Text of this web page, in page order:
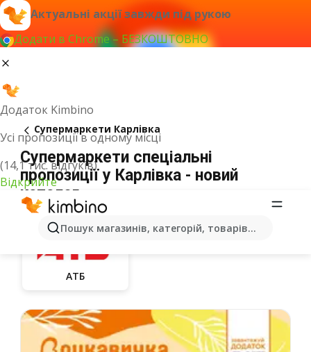
Актуальні акції завжди під рукою
Додати в Chrome – БЕЗКОШТОВНО
Додаток Kimbino
Усі пропозиції в одному місці
(14,1 тис. відгуків)
Відкрийте
Пошук магазинів, категорій, товарів...
Супермаркети Карлівка
Супермаркети спеціальні
пропозиції у Карлівка - новий
каталог
АТБ